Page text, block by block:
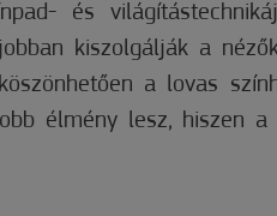
és
kiszolgálják a
a lovas
élmény lesz, hiszen a